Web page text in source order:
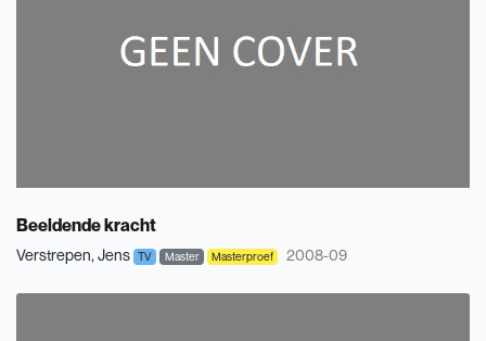
Beeldende kracht
Verstrepen, Jens TV Master Masterproef 2008-09